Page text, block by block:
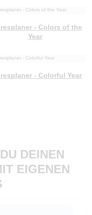
- Colors of the
Year
- Colorful Year
DEINEN
EIGENEN